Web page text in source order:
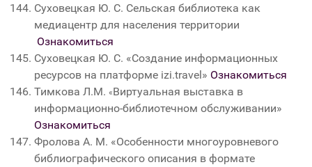
Суховецкая Ю. С. Сельская библиотека как
медиацентр для населения территории
Ознакомиться
Суховецкая Ю. С. «Создание информационных
ресурсов на платформе izi.travel» Ознакомиться
Тимкова Л.М. «Виртуальная выставка в
информационно-библиотечном обслуживании»
Ознакомиться
Фролова А. М. «Особенности многоуровневого
библиографического описания в формате